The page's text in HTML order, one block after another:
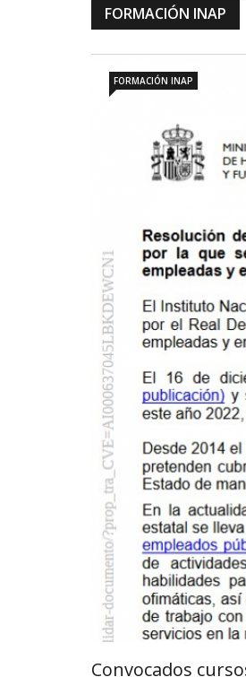
FORMACIÓN INAP
FORMACIÓN INAP
Convocados